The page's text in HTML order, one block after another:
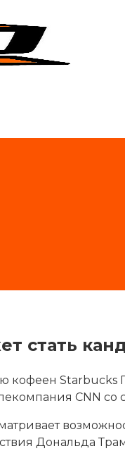
стать
Starbucks
CNN
Дональда